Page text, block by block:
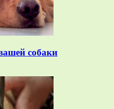
собаки